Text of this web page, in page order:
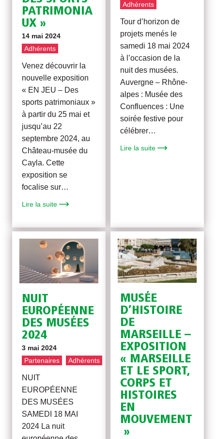
PATRIMONIA
UX »
14 mai 2024
Adhérents
Venez découvrir la
nouvelle exposition
« EN JEU – Des
sports patrimoniaux »
à partir du 25 mai et
jusqu’au 22
septembre 2024, au
Château-musée du
Cayla. Cette
exposition se
focalise sur…
Lire la suite
Adhérents
Tour d’horizon de
projets menés le
samedi 18 mai 2024
à l’occasion de la
nuit des musées.
Auvergne – Rhône-
alpes : Musée des
Confluences : Une
soirée festive pour
célébrer…
Lire la suite
NUIT
EUROPÉENNE
DES MUSÉES
2024
3 mai 2024
Partenaires
Adhérents
NUIT
EUROPÉENNE
DES MUSÉES
SAMEDI 18 MAI
2024 La nuit
MUSÉE
D’HISTOIRE
DE
MARSEILLE –
EXPOSITION
« MARSEILLE
ET LE SPORT,
CORPS ET
HISTOIRES
EN
MOUVEMENT
»